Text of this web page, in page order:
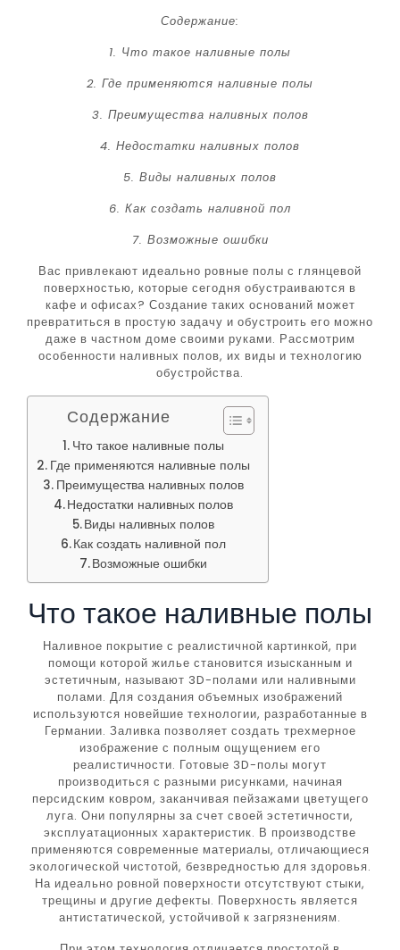
Содержание:
1. Что такое наливные полы
2. Где применяются наливные полы
3. Преимущества наливных полов
4. Недостатки наливных полов
5. Виды наливных полов
6. Как создать наливной пол
7. Возможные ошибки
Вас привлекают идеально ровные полы с глянцевой
поверхностью, которые сегодня обустраиваются в
кафе и офисах? Создание таких оснований может
превратиться в простую задачу и обустроить его можно
даже в частном доме своими руками. Рассмотрим
особенности наливных полов, их виды и технологию
обустройства.
Содержание
Что такое наливные полы
Где применяются наливные полы
Преимущества наливных полов
Недостатки наливных полов
Виды наливных полов
Как создать наливной пол
Возможные ошибки
Что такое наливные полы
Наливное покрытие с реалистичной картинкой, при
помощи которой жилье становится изысканным и
эстетичным, называют 3D-полами или наливными
полами. Для создания объемных изображений
используются новейшие технологии, разработанные в
Германии. Заливка позволяет создать трехмерное
изображение с полным ощущением его
реалистичности. Готовые 3D-полы могут
производиться с разными рисунками, начиная
персидским ковром, заканчивая пейзажами цветущего
луга. Они популярны за счет своей эстетичности,
эксплуатационных характеристик. В производстве
применяются современные материалы, отличающиеся
экологической чистотой, безвредностью для здоровья.
На идеально ровной поверхности отсутствуют стыки,
трещины и другие дефекты. Поверхность является
антистатической, устойчивой к загрязнениям.